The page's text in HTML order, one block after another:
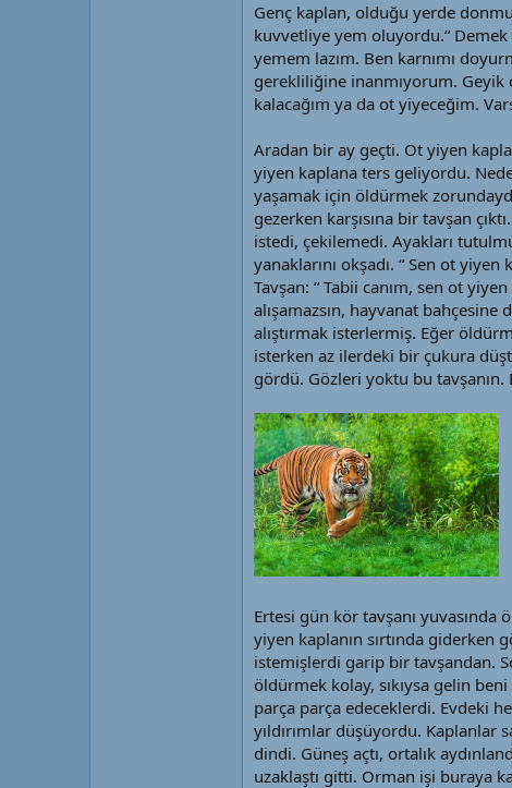
Genç kaplan, olduğu yerde
kuvvetliye yem oluyordu.“ Demek
yemem lazım. Ben karnımı
gerekliliğine inanmıyorum.
kalacağım ya da ot yiyeceğim.
Aradan bir ay geçti. Ot yiyen
yiyen kaplana ters geliyordu.
yaşamak için öldürmek
gezerken karşısına bir tavşan
istedi, çekilemedi. Ayakları
yanaklarını okşadı. “ Sen ot
Tavşan: “ Tabii canım, sen ot
alışamazsın, hayvanat
alıştırmak isterlermiş. Eğer
isterken az ilerdeki bir çukura
gördü. Gözleri yoktu bu tavşanın.
Ertesi gün kör tavşanı
yiyen kaplanın sırtında giderken
istemişlerdi garip bir tavşandan.
öldürmek kolay, sıkıysa gelin
parça parça edeceklerdi. Evdeki
yıldırımlar düşüyordu. Kaplanlar
dindi. Güneş açtı, ortalık
uzaklaştı gitti. Orman işi buraya